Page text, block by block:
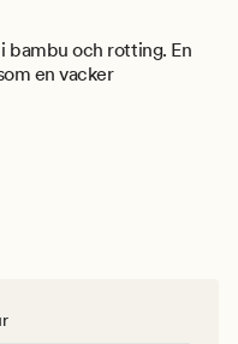
bambu och rotting. En
en vacker